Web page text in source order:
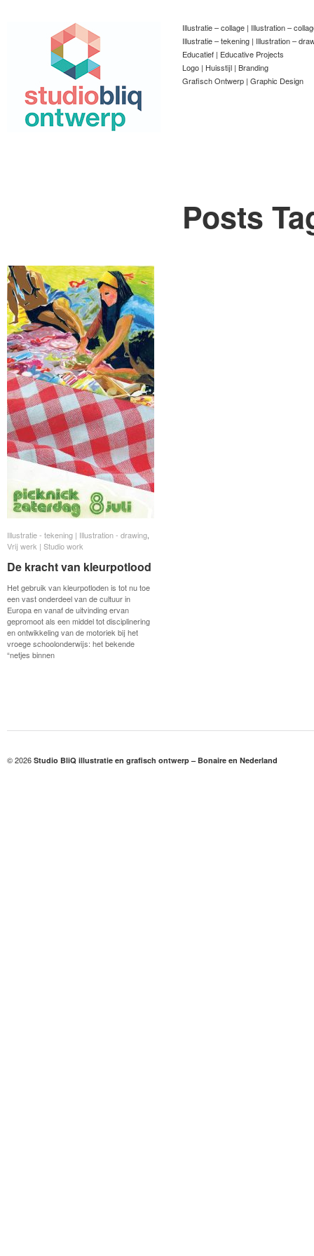
Illustratie – collage | Illustration –
Illustratie – tekening | Illustration –
Educatief | Educative Projects
Logo | Huisstijl | Branding
Grafisch Ontwerp | Graphic Design
Posts
Illustratie - tekening | Illustration - drawing
Vrij werk | Studio work
De kracht van kleurpotlood
Het gebruik van kleurpotloden is tot nu toe
een vast onderdeel van de cultuur in
Europa en vanaf de uitvinding ervan
gepromoot als een middel tot disciplinering
en ontwikkeling van de motoriek bij het
vroege schoolonderwijs: het bekende
“netjes binnen
Illustratie - tekening | Illustration - drawing
Vrij werk | Studio work
De kracht van kleurpotlood
© 2026 Studio BliQ illustratie en grafisch ontwerp – Bonaire en Nederland